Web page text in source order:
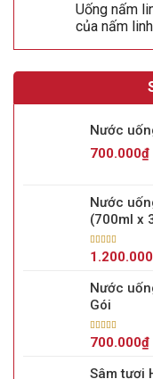
Uống nấm
của nấm
Nước
700.000₫
Nước
(700ml x
Được xếp
sao
1.200.000
Nước
Gói
Được xếp
sao
700.000₫
Sâm tươi